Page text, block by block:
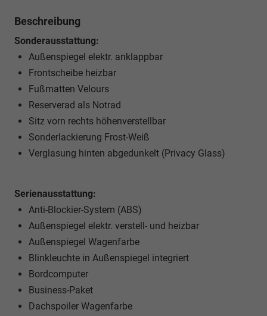
Beschreibung
Sonderausstattung:
Außenspiegel elektr. anklappbar
Frontscheibe heizbar
Fußmatten Velours
Reserverad als Notrad
Sitz vorn rechts höhenverstellbar
Sonderlackierung Frost-Weiß
Verglasung hinten abgedunkelt (Privacy Glass)
Serienausstattung:
Anti-Blockier-System (ABS)
Außenspiegel elektr. verstell- und heizbar
Außenspiegel Wagenfarbe
Blinkleuchte in Außenspiegel integriert
Bordcomputer
Business-Paket
Dachspoiler Wagenfarbe